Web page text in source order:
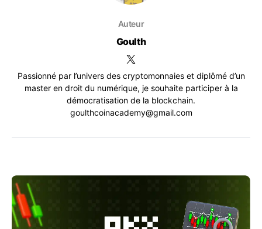
Auteur
Goulth
Passionné par l’univers des cryptomonnaies et diplômé d’un
master en droit du numérique, je souhaite participer à la
démocratisation de la blockchain.
goulthcoinacademy@gmail.com